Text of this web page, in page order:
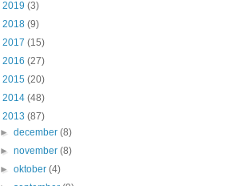
2019 (3)
2018 (9)
2017 (15)
2016 (27)
2015 (20)
2014 (48)
2013 (87)
►december(8)
►november(8)
►oktober(4)